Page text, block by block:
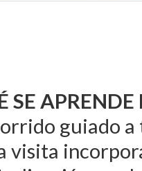
SE
guiado
visita